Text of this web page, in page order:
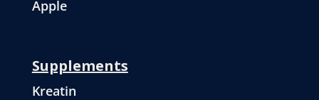
Apple
Supplements
Kreatin